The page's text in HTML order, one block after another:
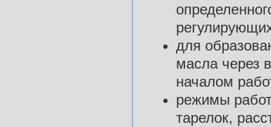
для
масла через
началом
режимы
тарелок,